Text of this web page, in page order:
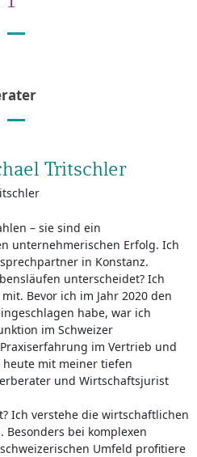
Tritschler
– sie sind ein
unternehmerischen Erfolg. Ich
in Konstanz.
unterscheidet? Ich
Bevor ich im Jahr 2020 den
habe, war ich
im Schweizer
im Vertrieb und
mit meiner tiefen
und Wirtschaftsjurist
Ich verstehe die wirtschaftlichen
Besonders bei komplexen
Umfeld profitiere